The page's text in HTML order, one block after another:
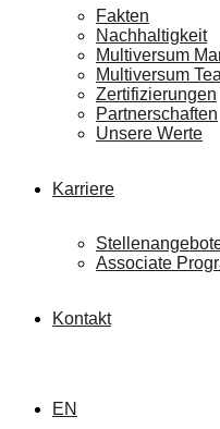
Fakten
Nachhaltigkeit
Multiversum
Multiversum
Zertifizierungen
Partnerschaften
Unsere Werte
Karriere
Associate
Kontakt
EN